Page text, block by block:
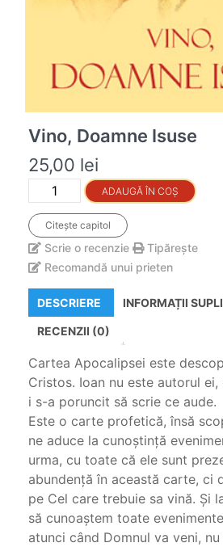
Vino, Doamne Isuse
25,00 lei
Quantity ADAUGĂ ÎN COȘ
Citește capitol
Scrie o recenzie
Tipărește
Recomandă unui prieten
DESCRIERE INFORMAȚII
RECENZII (0)
Cartea Apocalipsei este
Cristos. Ioan nu este autorul
i s-a poruncit să scrie ce aude.
Este o carte profetică, însă
ne aduce la cunoştinţă
urma, cu toate că ele sunt
abundenţă în această carte, ci
pe Cel care trebuie sa vină. Şi
să cunoaştem toate
atunci când Domnul va veni,